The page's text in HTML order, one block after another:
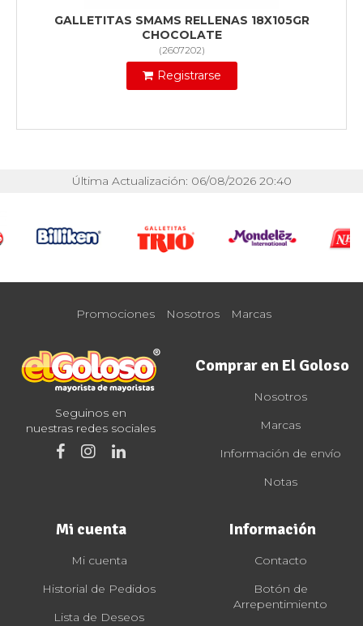
GALLETITAS SMAMS RELLENAS 18X105GR
CHOCOLATE
(2607202)
Registrarse
Última Actualización: 06/08/2026 20:40
Promociones Nosotros Marcas
Seguinos en
nuestras redes sociales
Comprar en El Goloso
Nosotros
Marcas
Información de envío
Notas
Mi cuenta
Mi cuenta
Historial de Pedidos
Lista de Deseos
Información
Contacto
Botón de
Arrepentimiento